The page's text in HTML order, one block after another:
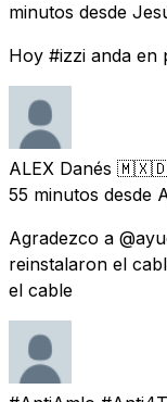
minutos desde
Hoy #izzi anda en
ALEX Danés
55 minutos desde
Agradezco a
reinstalaron el
el cable